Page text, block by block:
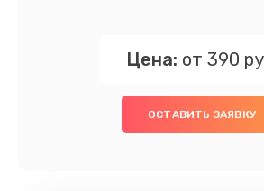
Цена: от 390
ОСТАВИТЬ ЗАЯВКУ